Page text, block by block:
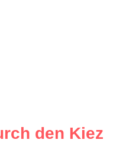
den Kiez